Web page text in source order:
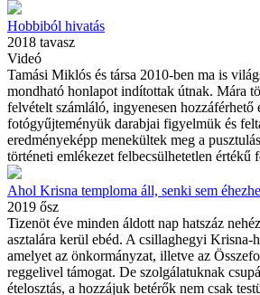
Hobbiból hivatás
2018 tavasz
Videó
Tamási Miklós és társa 2010-ben ma is
mondható honlapot indítottak útnak. Mára
felvételt számláló, ingyenesen hozzáférhető
fotógyűjteményük darabjai figyelmük és
eredményeképp menekültek meg a
történeti emlékezet felbecsülhetetlen értékű
Ahol Krisna temploma áll, senki sem
2019 ősz
Tizenöt éve minden áldott nap hatszáz
asztalára kerül ebéd. A csillaghegyi Krisna-
amelyet az önkormányzat, illetve az
reggelivel támogat. De szolgálatuknak
ételosztás, a hozzájuk betérők nem csak